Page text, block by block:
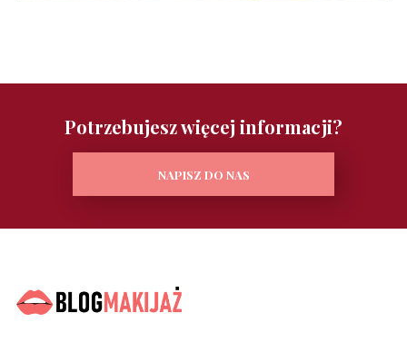
Potrzebujesz więcej informacji?
NAPISZ DO NAS